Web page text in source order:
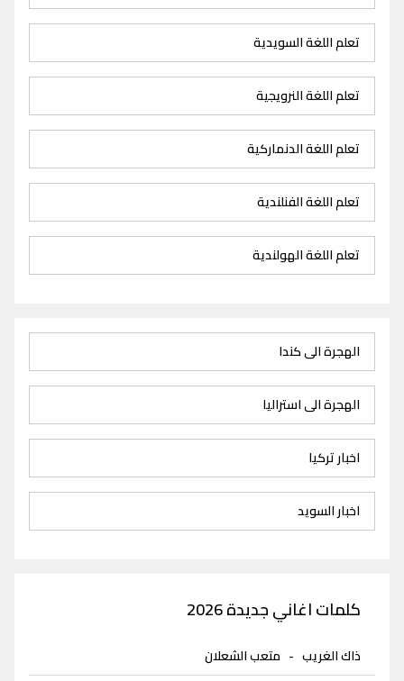
تعلم اللغة السويدية
تعلم اللغة النرويجية
تعلم اللغة الدنماركية
تعلم اللغة الفنلندية
تعلم اللغة الهولندية
الهجرة الى كندا
الهجرة الى استراليا
اخبار تركيا
اخبار السويد
كلمات اغاني جديدة 2026
ذاك الغريب - متعب الشعلان